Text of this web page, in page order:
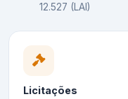
12.527 (LAI)
Licitações